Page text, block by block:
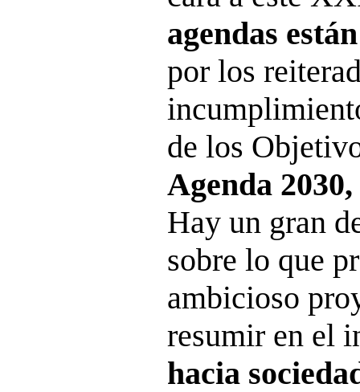
agendas
por los
de los
Agenda
Hay un gran
sobre lo que
ambicioso
resumir en el
hacia